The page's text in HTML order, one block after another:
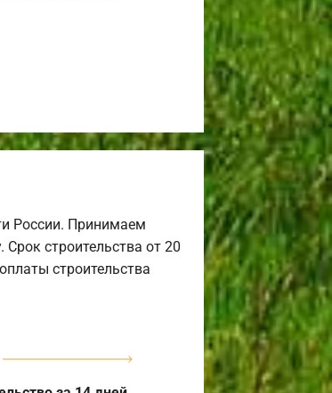
России. Принимаем
строительства от 20
строительства